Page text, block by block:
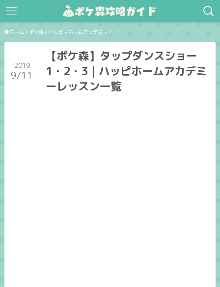
ホーム ポケ森 ハッピーホームアカデミー
【ポケ森】タップダンスショー
1・2・3｜ハッピホームアカデミ
ーレッスン一覧
2019
9/11